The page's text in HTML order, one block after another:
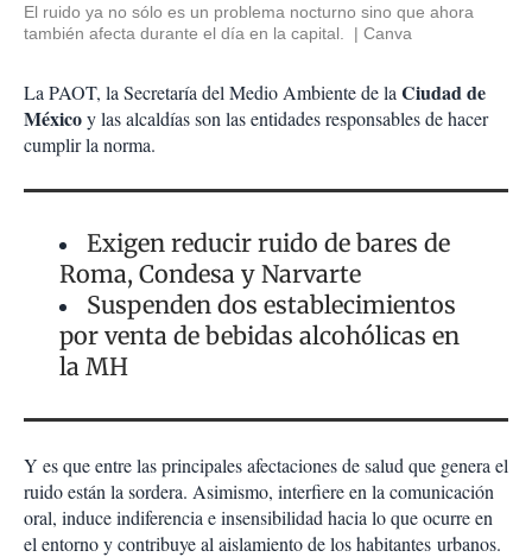
El ruido ya no sólo es un problema nocturno sino que ahora
también afecta durante el día en la capital.
Canva
La PAOT, la Secretaría del Medio Ambiente de la Ciudad de
Méxicoy las alcaldías son las entidades responsables de hacer
cumplir la norma.
Exigen reducir ruido de bares de
Roma, Condesa y Narvarte
Suspenden dos establecimientos
por venta de bebidas alcohólicas en
la MH
Y es que entre las principales afectaciones de salud que genera el
ruido están la sordera. Asimismo, interfiere en la comunicación
oral, induce indiferencia e insensibilidad hacia lo que ocurre en
el entorno y contribuye al aislamiento de los habitantes urbanos.